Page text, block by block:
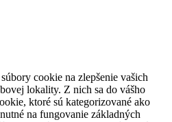
cookie na zlepšenie vašich
lokality. Z nich sa do vášho
ktoré sú kategorizované ako
na fungovanie základných